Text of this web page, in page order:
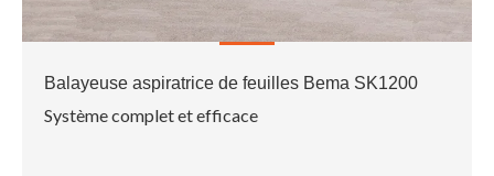
Balayeuse aspiratrice de feuilles Bema SK1200
Système complet et efficace